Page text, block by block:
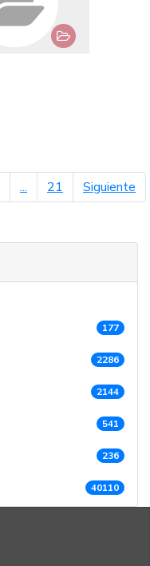
... 21 Siguiente
177
2286
2144
541
236
40110